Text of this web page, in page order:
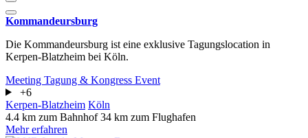
Kommandeursburg
Die Kommandeursburg ist eine exklusive Tagungslocation in
Kerpen-Blatzheim bei Köln.
Meeting Tagung & Kongress Event
+6
Kerpen-Blatzheim Köln
4.4 km zum Bahnhof34 km zum Flughafen
Mehr erfahren